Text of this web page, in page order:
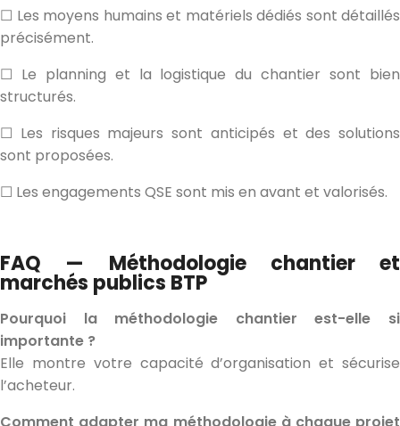
☐ Les moyens humains et matériels dédiés sont détaillés
précisément.
☐ Le planning et la logistique du chantier sont bien
structurés.
☐ Les risques majeurs sont anticipés et des solutions
sont proposées.
☐ Les engagements QSE sont mis en avant et valorisés.
FAQ — Méthodologie chantier et
marchés publics BTP
Pourquoi la méthodologie chantier est-elle si
importante ?
Elle montre votre capacité d’organisation et sécurise
l’acheteur.
Comment adapter ma méthodologie à chaque projet